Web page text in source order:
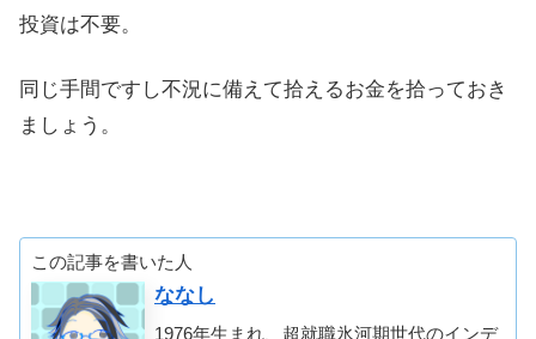
投資は不要。
同じ手間ですし不況に備えて拾えるお金を拾っておき
ましょう。
この記事を書いた人
ななし
1976年生まれ、超就職氷河期世代のインデ